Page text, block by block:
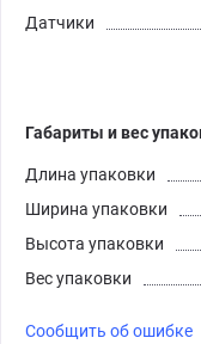
Датчики
Габариты и вес
Длина упаковки
Ширина упаковки
Высота упаковки
Вес упаковки
Сообщить об ошибке